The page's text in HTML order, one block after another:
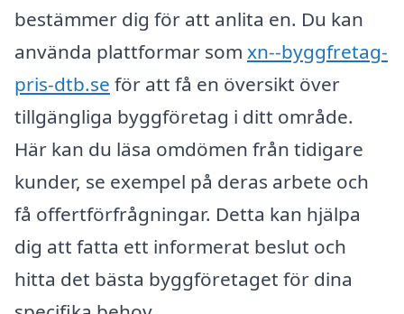
bestämmer dig för att anlita en. Du kan
använda plattformar som xn--byggfretag-
pris-dtb.se för att få en översikt över
tillgängliga byggföretag i ditt område.
Här kan du läsa omdömen från tidigare
kunder, se exempel på deras arbete och
få offertförfrågningar. Detta kan hjälpa
dig att fatta ett informerat beslut och
hitta det bästa byggföretaget för dina